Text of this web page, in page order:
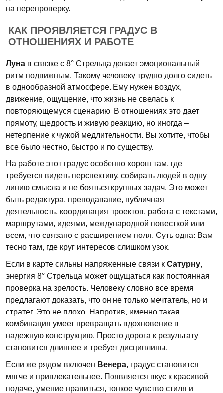
на перепроверку.
КАК ПРОЯВЛЯЕТСЯ ГРАДУС В
ОТНОШЕНИЯХ И РАБОТЕ
Луна в связке с 8° Стрельца делает эмоциональный
ритм подвижным. Такому человеку трудно долго сидеть
в однообразной атмосфере. Ему нужен воздух,
движение, ощущение, что жизнь не свелась к
повторяющемуся сценарию. В отношениях это дает
прямоту, щедрость и живую реакцию, но иногда –
нетерпение к чужой медлительности. Вы хотите, чтобы
все было честно, быстро и по существу.
На работе этот градус особенно хорош там, где
требуется видеть перспективу, собирать людей в одну
линию смысла и не бояться крупных задач. Это может
быть редактура, преподавание, публичная
деятельность, координация проектов, работа с текстами,
маршрутами, идеями, международной повесткой или
всем, что связано с расширением поля. Суть одна: Вам
тесно там, где круг интересов слишком узок.
Если в карте сильны напряженные связи к Сатурну,
энергия 8° Стрельца может ощущаться как постоянная
проверка на зрелость. Человеку словно все время
предлагают доказать, что он не только мечтатель, но и
стратег. Это не плохо. Напротив, именно такая
комбинация умеет превращать вдохновение в
надежную конструкцию. Просто дорога к результату
становится длиннее и требует дисциплины.
Если же рядом включен Венера, градус становится
мягче и привлекательнее. Появляется вкус к красивой
подаче, умение нравиться, тонкое чувство стиля и